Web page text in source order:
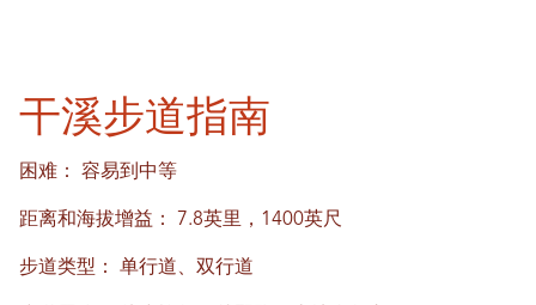
干溪步道指南
困难： 容易到中等
距离和海拔增益： 7.8英里，1400英尺
步道类型： 单行道、双行道